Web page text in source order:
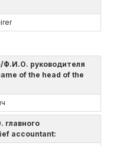
Ф.И.О. руководителя
of the head of the
главного
accountant: